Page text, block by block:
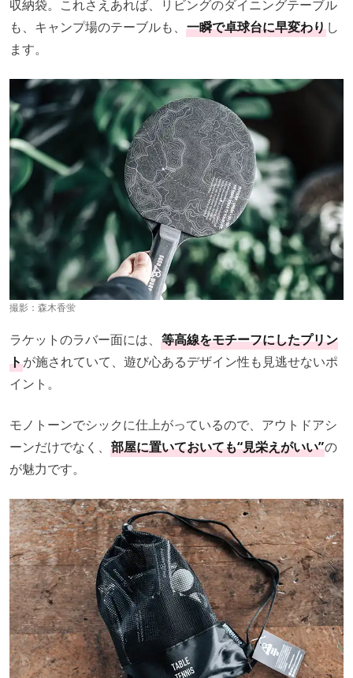
収納袋。これさえあれば、リビングのダイニングテーブル
も、キャンプ場のテーブルも、 一瞬で卓球台に早変わりし
ます。
撮影： 森木香蛍
ラケットのラバー面には、 等高線をモチーフにしたプリン
トが施されていて、遊び心あるデザイン性も見逃せないポ
イント。
モノトーンでシックに仕上がっているので、アウトドアシ
ーンだけでなく、 部屋に置いておいても“見栄えがいい”の
が魅力です。